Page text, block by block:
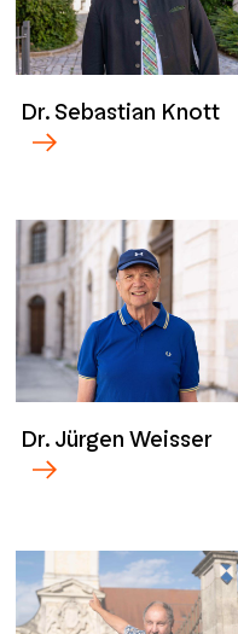
Dr. Sebastian Knott
Dr. Jürgen Weisser